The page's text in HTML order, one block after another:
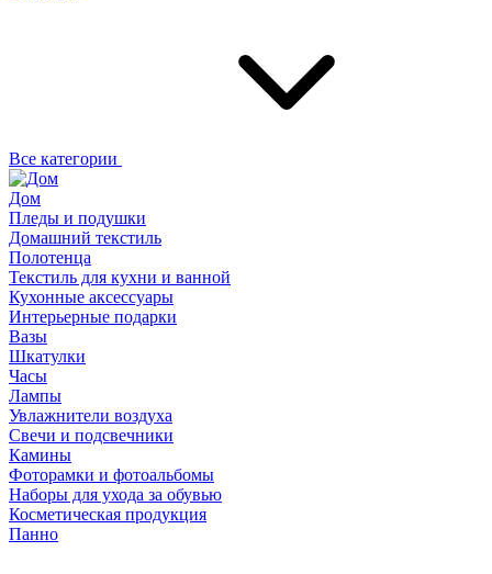
Все категории
Дом
Пледы и подушки
Домашний текстиль
Полотенца
Текстиль для кухни и ванной
Кухонные аксессуары
Интерьерные подарки
Вазы
Шкатулки
Часы
Лампы
Увлажнители воздуха
Свечи и подсвечники
Камины
Фоторамки и фотоальбомы
Наборы для ухода за обувью
Косметическая продукция
Панно